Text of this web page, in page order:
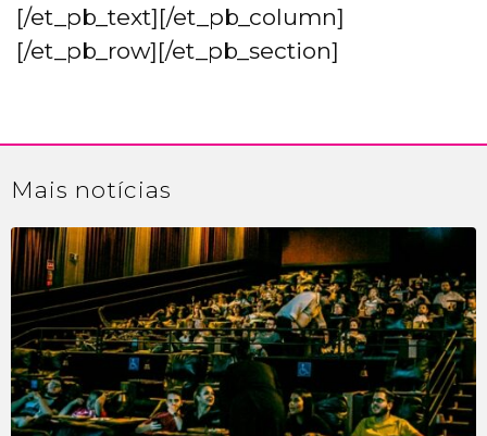
[/et_pb_text][/et_pb_column]
[/et_pb_row][/et_pb_section]
Mais notícias